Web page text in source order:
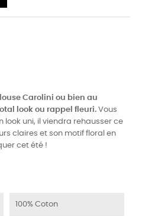
Carolini ou bien au
look ou rappel fleuri. Vous
look uni, il viendra rehausser ce
claires et son motif floral en
cet été !
100% Coton